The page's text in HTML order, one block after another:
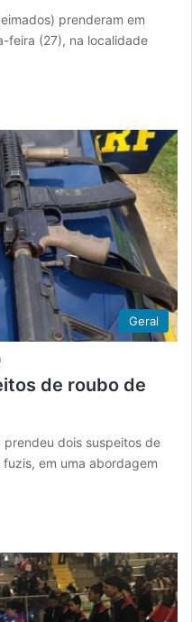
prenderam em
feira (27), na localidade
Geral
de roubo de
prendeu dois suspeitos de
em uma abordagem